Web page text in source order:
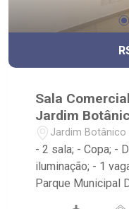
Sala
Jardim
Jardim Botânico
- 2 sala; - Copa; -
iluminação; - 1 vaga de
Parque Municipal